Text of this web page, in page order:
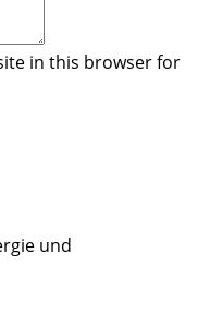
in this browser for
und